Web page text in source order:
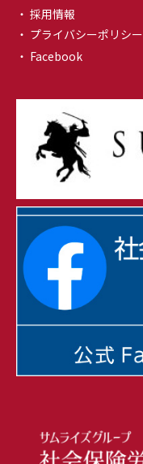
・ 採用情報
・ プライバシーポリシー
・ Facebook